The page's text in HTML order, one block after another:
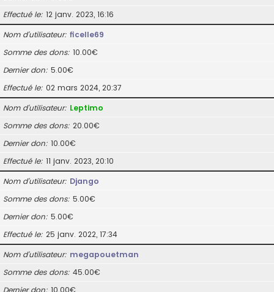
Effectué le 12 janv. 2023, 16:16
Nom d’utilisateur ficelle69
Somme des dons 10.00€
Dernier don 5.00€
Effectué le 02 mars 2024, 20:37
Nom d’utilisateur Leptimo
Somme des dons 20.00€
Dernier don 10.00€
Effectué le 11 janv. 2023, 20:10
Nom d’utilisateur Django
Somme des dons 5.00€
Dernier don 5.00€
Effectué le 25 janv. 2022, 17:34
Nom d’utilisateur megapouetman
Somme des dons 45.00€
Dernier don 10.00€